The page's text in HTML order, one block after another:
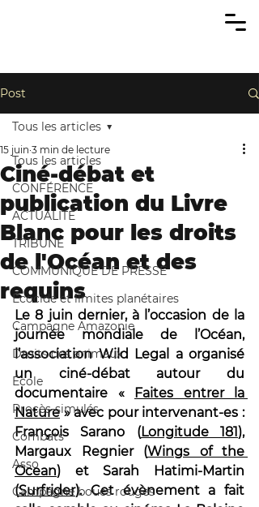
Post
Tous les articles
CONFÉRENCE
ACTUALITÉ
TRIBUNE
COMMUNIQUÉ DE PRESSE
Écocide et limites planétaires
Campagne Amazonie
Droits des animaux
École
Procès-simulés
Combats
Asso
Campagne boues rouges
Tous les articles
Ciné-débat et
publication du Livre
Blanc pour les droits
de l'Océan et des
requins
15 juin 3 min de lecture
Le 8 juin dernier, à l’occasion de la
journée mondiale de l’Océan,
l’association Wild Legal a organisé
un ciné-débat autour du
documentaire «
Faites entrer la
Nature » avec pour intervenant-es :
François Sarano (Longitude 181),
Margaux Regnier (Wings of the
Ocean) et Sarah Hatimi-Martin
(Surfrider). Cet évènement a fait